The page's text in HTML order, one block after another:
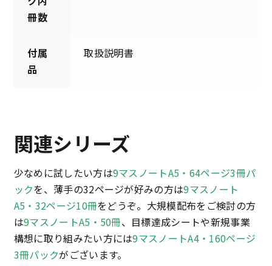
冊数
付属
品
取扱説明書
関連シリーズ
少なめに試したい方は9マスノートA5・64ページ3冊パ
ックを、薄手の32ページが好みの方は9マスノート
A5・32ページ10冊をどうぞ。大規模配布をご検討の方
は9マスノートA5・50冊、目標達成シートや新規事業
構想に取り組みたい方には9マスノートA4・160ページ
3冊パックがございます。